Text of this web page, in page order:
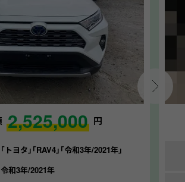
2,525,000 円
｢トヨタ｣｢RAV4｣｢令和3年/2021年｣
令和3年/2021年